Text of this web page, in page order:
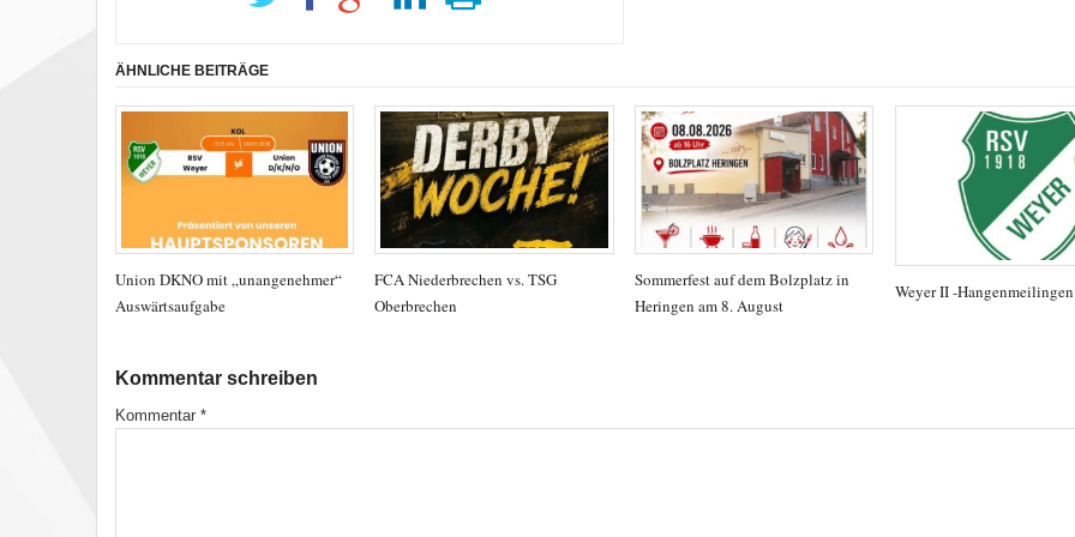
ÄHNLICHE BEITRÄGE
Union DKNO mit „unangenehmer“
Auswärtsaufgabe
FCA Niederbrechen vs. TSG
Oberbrechen
Sommerfest auf dem Bolzplatz in
Heringen am 8. August
Weyer II -
Kommentar schreiben
Kommentar *